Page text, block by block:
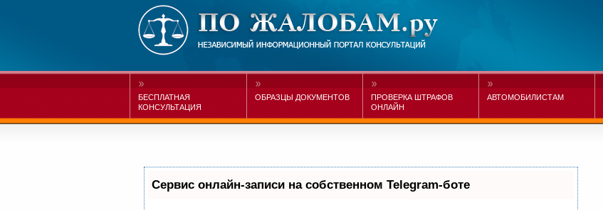
БЕСПЛАТНАЯ
КОНСУЛЬТАЦИЯ
ОБРАЗЦЫ ДОКУМЕНТОВ
ПРОВЕРКА ШТРАФОВ
ОНЛАЙН
АВТОМОБИЛИСТАМ
Сервис онлайн-записи на собственном Telegram-боте